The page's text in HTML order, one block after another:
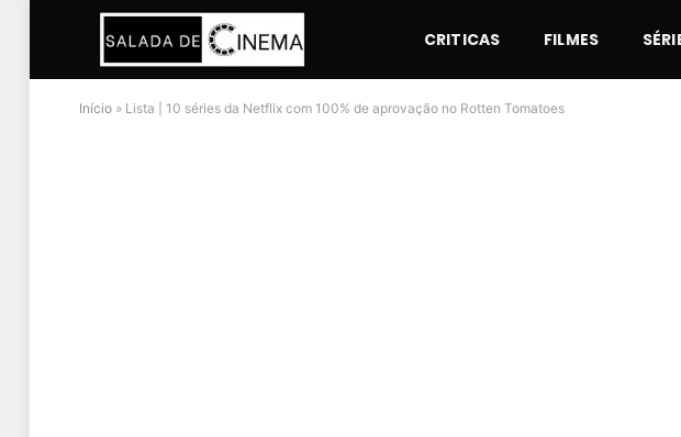
CRITICAS FILMES
Início » Lista | 10 séries da Netflix com 100% de aprovação no Rotten Tomatoes